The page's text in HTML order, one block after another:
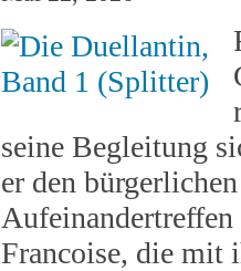
seine Begleitung
er den
Francoise, die